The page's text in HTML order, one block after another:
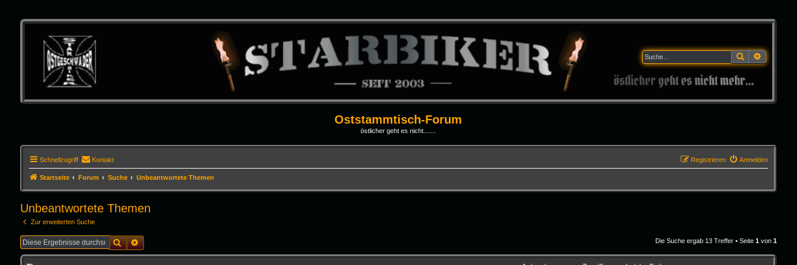
Suche
Oststammtisch-Forum
östlicher geht es nicht.......
Schnellzugriff Kontakt Anmelden
Registrieren
Startseite Forum Suche Unbeantwortete Themen
Unbeantwortete Themen
Zur erweiterten Suche
SucheErweiterte Suche Die Suche ergab 13 Treffer • Seite1 von1